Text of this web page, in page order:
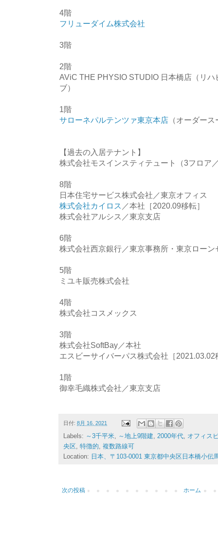
4階
フリューダイム株式会社
3階
2階
AViC THE PHYSIO STUDIO 日本橋店（リ
ブ）
1階
サローネパルテンツァ東京本店 （オーダー
【過去の入居テナント】
株式会社モスインスティテュート（3フロア
8階
日本住宅サービス株式会社／東京オフィス
株式会社カイロス ／本社［2020.09移転］
株式会社アルシス／東京支店
6階
株式会社西京銀行／東京事務所・東京ローン
5階
ミユキ販売株式会社
4階
株式会社コスメックス
3階
株式会社SoftBay／本社
エスビーサイバーパス株式会社［2021.03.02
1階
御幸毛織株式会社／東京支店
日付: 8月 16, 2021
Labels: ～3千平米, ～地上9階建, 2000年代, オフィス
央区, 特徴的, 複数路線可
Location: 日本、〒103-0001 東京都中央区日本橋小伝
次の投稿 ホーム